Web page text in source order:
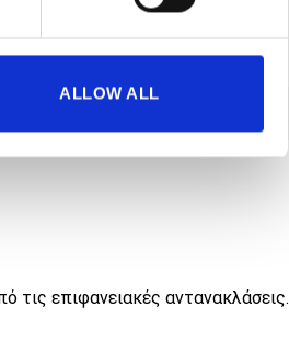
ALLOW ALL
τις επιφανειακές αντανακλάσεις.